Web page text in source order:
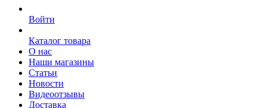
Войти
Каталог товара
О нас
Наши магазины
Статьи
Новости
Видеоотзывы
Доставка